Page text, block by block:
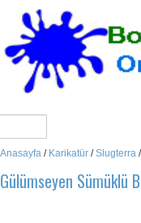
Anasayfa / Karikatür /Slugterra /
Gülümseyen Sümüklü